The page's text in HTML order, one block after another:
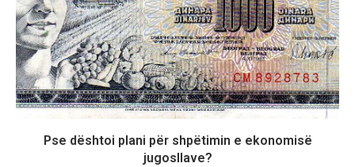
Pse dështoi plani për shpëtimin e ekonomisë
jugosllave?